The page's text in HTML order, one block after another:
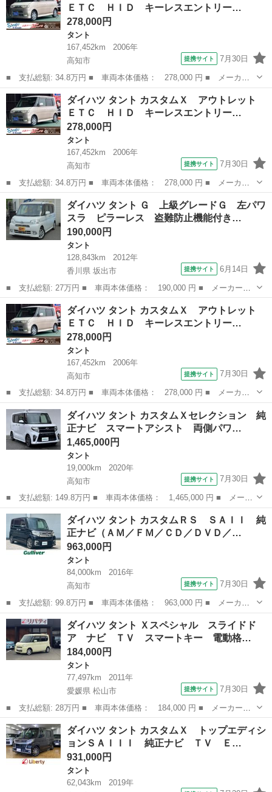
ミラー ベンチ...
ＥＴＣ ＨＩＤ キーレスエントリー…
278,000円
タント
167,452km
2006年
高知市
提携サイト 7月30日
■ 支払総額: 34.8万円 ■ 車両本体価格： 278,000 円 ■ メーカー
名： ダイハツ ■ 車種名： タント ■ グレード名： カスタム
Ｘ アウトレット ＥＴＣ ＨＩＤ キーレスエントリー 電動格納
ミラー ベンチ...
高知 高知市 タント ベンチシート
ダイハツ タント カスタムＸ アウトレット
ＥＴＣ ＨＩＤ キーレスエントリー…
278,000円
タント
167,452km
2006年
高知市
提携サイト 7月30日
■ 支払総額: 34.8万円 ■ 車両本体価格： 278,000 円 ■ メーカー
名： ダイハツ ■ 車種名： タント ■ グレード名： カスタム
Ｘ アウトレット ＥＴＣ ＨＩＤ キーレスエントリー 電動格納
ミラー ベンチ...
高知 高知市 タント ベンチシート
ダイハツ タント Ｇ 上級グレードＧ 左パワ
スラ ピラーレス 盗難防止機能付き…
190,000円
タント
128,843km
2012年
香川県 坂出市
提携サイト 6月14日
■ 支払総額: 27万円 ■ 車両本体価格： 190,000 円 ■ メーカー
名： ダイハツ ■ 車種名： タント ■ グレード名： Ｇ 上級グ
レードＧ 左パワスラ ピラーレス 盗難防止機能付きキーフリー
オートエアコン ...
香川 坂出市 タント
ダイハツ タント カスタムＸ アウトレット
ＥＴＣ ＨＩＤ キーレスエントリー…
278,000円
タント
167,452km
2006年
高知市
提携サイト 7月30日
■ 支払総額: 34.8万円 ■ 車両本体価格： 278,000 円 ■ メーカー
名： ダイハツ ■ 車種名： タント ■ グレード名： カスタム
Ｘ アウトレット ＥＴＣ ＨＩＤ キーレスエントリー 電動格納
ミラー ベンチ...
高知 高知市 タント ベンチシート
ダイハツ タント カスタムＸセレクション 純
正ナビ スマートアシスト 両側パワ…
1,465,000円
タント
19,000km
2020年
高知市
提携サイト 7月30日
■ 支払総額: 149.8万円 ■ 車両本体価格： 1,465,000 円 ■ メーカ
ー名： ダイハツ ■ 車種名： タント ■ グレード名： カスタム
Ｘセレクション 純正ナビ スマートアシスト 両側パワースライド
ドア 前...
高知 高知市 タント
ダイハツ タント カスタムＲＳ ＳＡＩＩ 純
正ナビ（ＡＭ／ＦＭ／ＣＤ／ＤＶＤ／…
963,000円
タント
84,000km
2016年
高知市
提携サイト 7月30日
■ 支払総額: 99.8万円 ■ 車両本体価格： 963,000 円 ■ メーカー
名： ダイハツ ■ 車種名： タント ■ グレード名： カスタムＲ
Ｓ ＳＡＩＩ 純正ナビ（ＡＭ／ＦＭ／ＣＤ／ＤＶＤ／フルセグ／Ｂ
Ｔ） 両側Ｐ...
高知 高知市 タント
ダイハツ タント Ｘスペシャル スライドド
ア ナビ ＴＶ スマートキー 電動格…
184,000円
タント
77,497km
2011年
愛媛県 松山市
提携サイト 7月30日
■ 支払総額: 28万円 ■ 車両本体価格： 184,000 円 ■ メーカー
名： ダイハツ ■ 車種名： タント ■ グレード名： Ｘスペシャ
ル スライドドア ナビ ＴＶ スマートキー 電動格納ミラー ベ
ンチシート ＣＶ...
愛媛 松山市 タント
ダイハツ タント カスタムＸ トップエディシ
ョンＳＡＩＩＩ 純正ナビ ＴＶ Ｅ…
931,000円
タント
62,043km
2019年